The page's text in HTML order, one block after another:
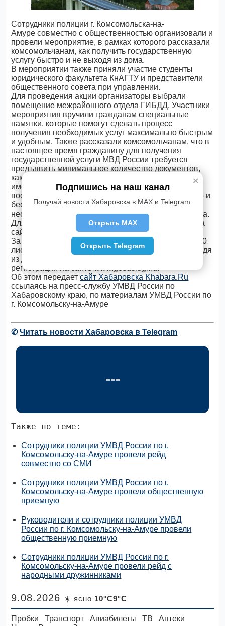
Сотрудники полиции г. Комсомольска-на-
Амуре совместно с общественностью организовали и
провели мероприятие, в рамках которого рассказали
комсомольчанам, как получить государственную
услугу быстро и не выходя из дома.
В мероприятии также приняли участие студенты
юридического факультета КнАГТУ и представители
общественного совета при управлении.
Для проведения акции организаторы выбрали
помещение межрайонного отдела ГИБДД. Участники
мероприятия вручили гражданам специальные
памятки, которые помогут сделать процесс
получения необходимых услуг максимально быстрым
и удобным. Также рассказали комсомольчанам, что в
настоящее время гражданину для получения
государственной услуги МВД России требуется
предъявить минимальное количество документов,
как правило, имеющихся у него на руках. Лица,
имеющие доступ к сети Интернет, могут
воспользоваться всеми преимуществами быстрого и
бесконтактного документооборота и получить
необходимые услуги без потери времени и качества.
Для этого всего лишь нужно зарегистрироваться на
сайте www.gosuslugi.ru.
За время проведения акции было вручено более 40
листовок «Получи государственную услугу не выходя
из дома», в которых подробно рассказан порядок
регистрации на сайте www.gosuslugi.ru.
Об этом передаетсайт Хабаровска Khabara.Ru
ссылаясь на пресс-службу УМВД России по
Хабаровскому краю, по материалам УМВД России по
г. Комсомольску-на-Амуре
✆Читать новости Хабаровска в Telegram
Также по теме:
Сотрудники полиции УМВД России по г.
Комсомольску-на-Амуре провели рейд
совместно со СМИ
Сотрудники полиции УМВД России по г.
Комсомольску-на-Амуре провели общественную
приемную
Руководители и сотрудники полиции УМВД
России по г. Комсомольску-на-Амуре провели
общественную приемную
Сотрудники полиции УМВД России по г.
Комсомольску-на-Амуре провели рейд с
народными дружинниками
✕
Подпишись на наш канал
Получай новости Хабаровска в MAX и Telegram.
Открыть MAX
Открыть Telegram
9.08.2026 ☀️ ясно 10°C9°C
Пробки Транспорт Авиабилеты ТВ
Аптеки